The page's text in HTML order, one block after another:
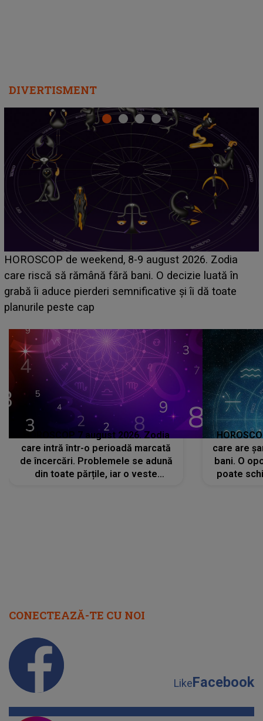
DIVERTISMENT
Emanuel a ținut ACEST DETALIU ASCUNS până
acum! În fața Alexandrei, concurentul din Casa Iubirii
face o MĂRTURISIRE NEAȘTEPTATĂ despre mama
sa: "I-am spus și ei în față, eu nu te iubesc pentru
HOROSCOP 7 august 2026. Zodia
care intră într-o perioadă marcată
de încercări. Problemele se adună
din toate părțile, iar o veste
care are
bani. O
poate
CONECTEAZĂ-TE CU NOI
LikeFacebook